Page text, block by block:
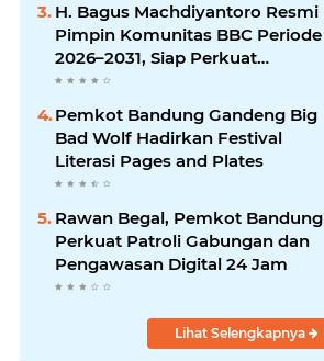
H. Bagus Machdiyantoro Resmi
Pimpin Komunitas BBC Periode
2026–2031, Siap Perkuat
Solidaritas dan Hadirkan
Program Nyata untuk
Masyarakat
Pemkot Bandung Gandeng Big
Bad Wolf Hadirkan Festival
Literasi Pages and Plates
Rawan Begal, Pemkot Bandung
Perkuat Patroli Gabungan dan
Pengawasan Digital 24 Jam
Lihat Selengkapnya